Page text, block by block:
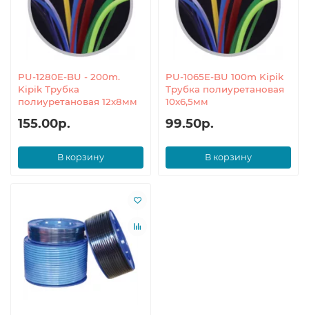
PU-1280E-BU - 200m.
Kipik Трубка
полиуретановая 12x8мм
155.00р.
В корзину
PU-1065E-BU 100m Kipik
Трубка полиуретановая
10x6,5мм
99.50р.
В корзину